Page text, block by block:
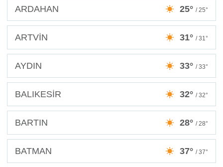
ARDAHAN 25° / 25°
ARTVİN 31° / 31°
AYDIN 33° / 33°
BALIKESİR 32° / 32°
BARTIN 28° / 28°
BATMAN 37° / 37°